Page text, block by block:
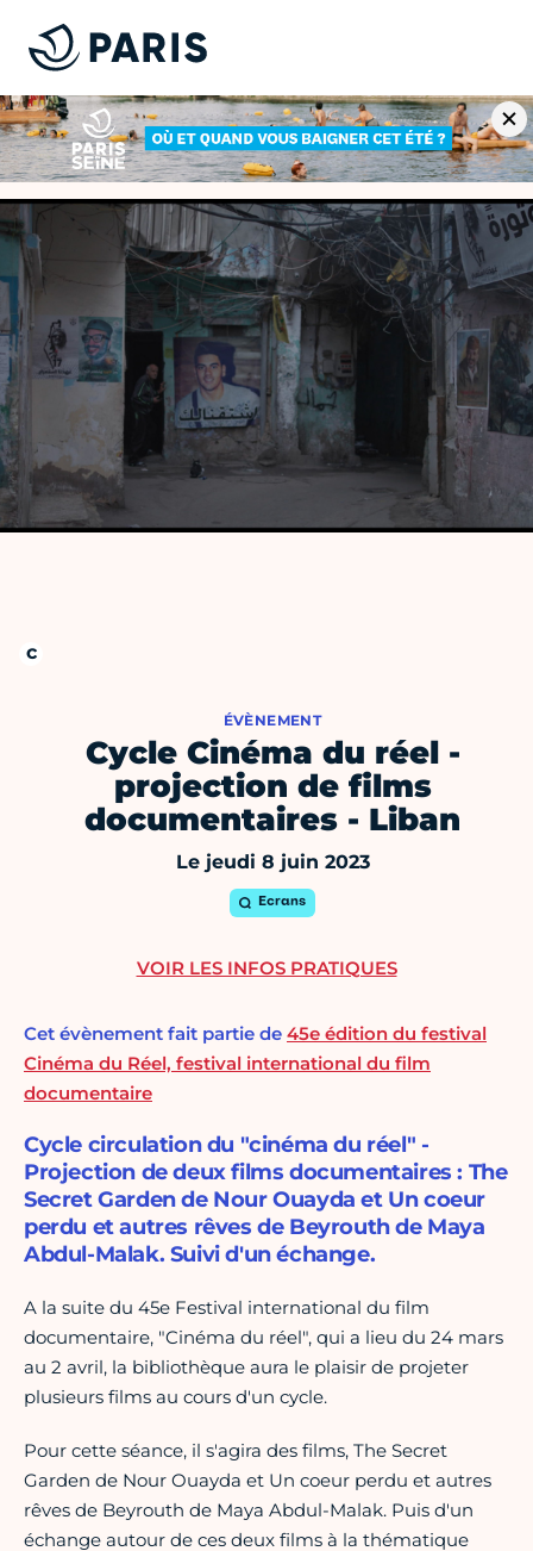
ÉVÈNEMENT
Cycle Cinéma du réel -
projection de films
documentaires - Liban
Le jeudi 8 juin 2023
Ecrans
Cet évènement fait partie de 45e édition du festival
Cinéma du Réel, festival international du film
documentaire
Cycle circulation du "cinéma du réel" -
Projection de deux films documentaires : The
Secret Garden de Nour Ouayda et Un coeur
perdu et autres rêves de Beyrouth de Maya
Abdul-Malak. Suivi d'un échange.
A la suite du 45e Festival international du film
documentaire, "Cinéma du réel", qui a lieu du 24 mars
au 2 avril, la bibliothèque aura le plaisir de projeter
plusieurs films au cours d'un cycle.
Pour cette séance, il s'agira des films, The Secret
Garden de Nour Ouayda et Un coeur perdu et autres
rêves de Beyrouth de Maya Abdul-Malak. Puis d'un
échange autour de ces deux films à la thématique
VOIR LES INFOS PRATIQUES